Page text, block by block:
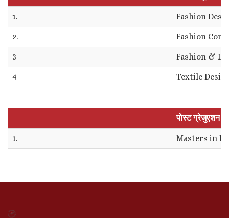
1. Fashion
2. Fashion
3 Fashion &
4 Textile
पोस्ट ग्रेजुएशन
1. Masters in